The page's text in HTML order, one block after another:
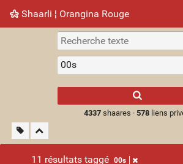
Shaarli ¦ Orangina Rouge
Nuage de tags Mur d'images
4337shaares · 578liens
11 résultats taggé 00s